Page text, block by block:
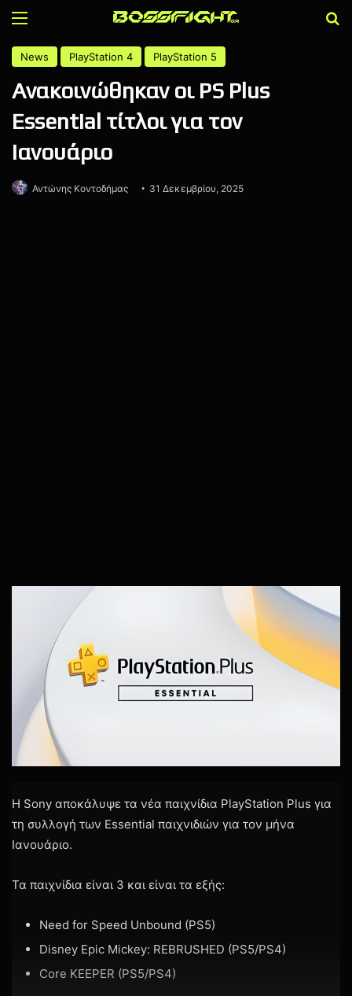
Menu
News PlayStation 4 PlayStation 5
Ανακοινώθηκαν οι PS Plus
Essential τίτλοι για τον
Ιανουάριο
Αντώνης Κοντοδήμας 31 Δεκεμβρίου, 2025
Η Sony αποκάλυψε τα νέα παιχνίδια PlayStation Plus για
τη συλλογή των Essential παιχνιδιών για τον μήνα
Ιανουάριο.
Τα παιχνίδια είναι 3 και είναι τα εξής:
Need for Speed Unbound (PS5)
Disney Epic Mickey: REBRUSHED (PS5/PS4)
Core KEEPER (PS5/PS4)